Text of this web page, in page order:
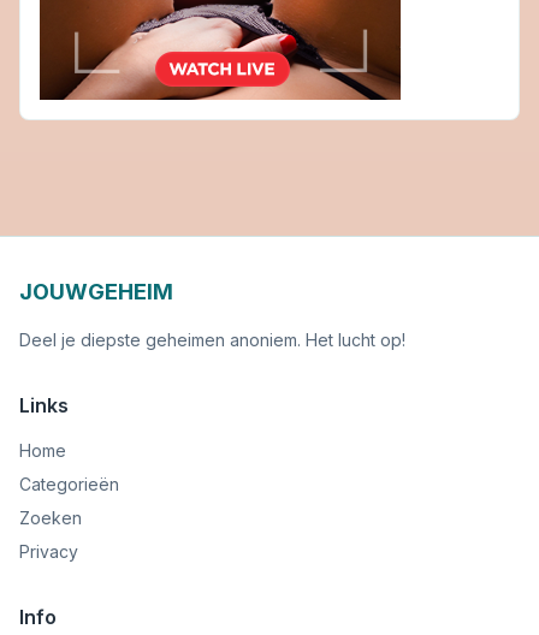
JOUWGEHEIM
Deel je diepste geheimen anoniem. Het lucht op!
Links
Home
Categorieën
Zoeken
Privacy
Info